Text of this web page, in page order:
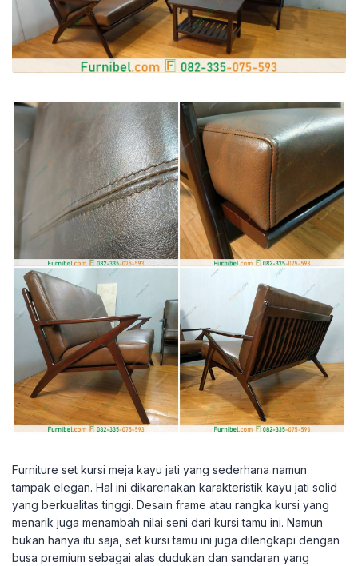
Furniture set kursi meja kayu jati yang sederhana namun
tampak elegan. Hal ini dikarenakan karakteristik kayu jati solid
yang berkualitas tinggi. Desain frame atau rangka kursi yang
menarik juga menambah nilai seni dari kursi tamu ini. Namun
bukan hanya itu saja, set kursi tamu ini juga dilengkapi dengan
busa premium sebagai alas dudukan dan sandaran yang